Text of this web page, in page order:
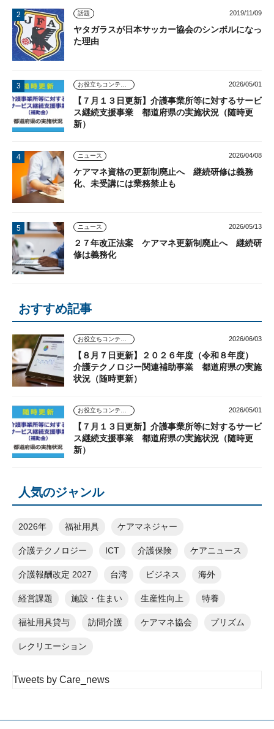
話題 2019/11/09
ヤタガラスが日本サッカー協会のシンボルになっ
た理由
お役立ちコンテンツ 2026/05/01
【７月１３日更新】介護事業所等に対するサービ
ス継続支援事業 都道府県の実施状況（随時更
新）
ニュース 2026/04/08
ケアマネ資格の更新制廃止へ 継続研修は義務
化、未受講には業務禁止も
ニュース 2026/05/13
２７年改正法案 ケアマネ更新制廃止へ 継続研
修は義務化
おすすめ記事
お役立ちコンテンツ 2026/06/03
【８月７日更新】２０２６年度（令和８年度）
介護テクノロジー関連補助事業 都道府県の実施
状況（随時更新）
お役立ちコンテンツ 2026/05/01
【７月１３日更新】介護事業所等に対するサービ
ス継続支援事業 都道府県の実施状況（随時更
新）
人気のジャンル
2026年 福祉用具 ケアマネジャー
介護テクノロジー ICT 介護保険 ケアニュース
介護報酬改定 2027 台湾 ビジネス 海外
経営課題 施設・住まい 生産性向上 特養
福祉用具貸与 訪問介護 ケアマネ協会 プリズム
レクリエーション
Tweets by Care_news